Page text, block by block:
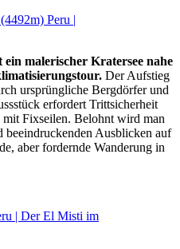
malerischer Kratersee nahe
Der Aufstieg
ursprüngliche Bergdörfer und
erfordert Trittsicherheit
Fixseilen. Belohnt wird man
beeindruckenden Ausblicken auf
aber fordernde Wanderung in